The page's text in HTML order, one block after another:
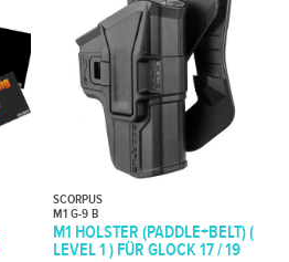
SCORPUS
M1 G-9 B
M1 HOLSTER (PADDLE+BELT) (
LEVEL 1 ) FÜR GLOCK 17 / 19